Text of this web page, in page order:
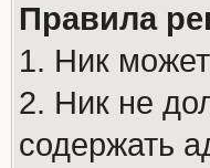
Правила
1. Ник
2. Ник не
содержать